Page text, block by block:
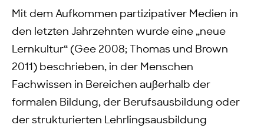
Mit dem Aufkommen partizipativer Medien in
den letzten Jahrzehnten wurde eine „neue
Lernkultur“ (Gee 2008; Thomas und Brown
2011) beschrieben, in der Menschen
Fachwissen in Bereichen außerhalb der
formalen Bildung, der Berufsausbildung oder
der strukturierten Lehrlingsausbildung